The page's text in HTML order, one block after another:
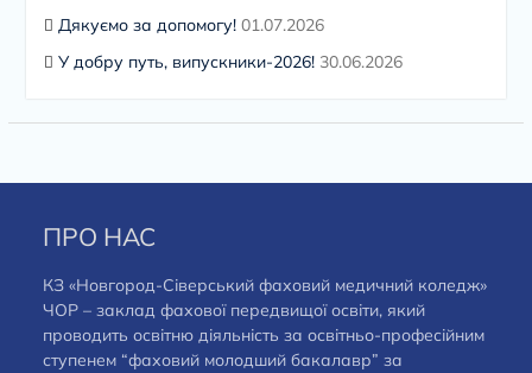
Дякуємо за допомогу! 01.07.2026
У добру путь, випускники-2026! 30.06.2026
ПРО НАС
КЗ «Новгород-Сіверський фаховий медичний коледж»
ЧОР – заклад фахової передвищої освіти, який
проводить освітню діяльність за освітньо-професійним
ступенем “фаховий молодший бакалавр” за